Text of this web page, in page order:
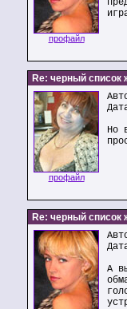
профайл
Re: черный список
профайл
Но
Re: черный список
А